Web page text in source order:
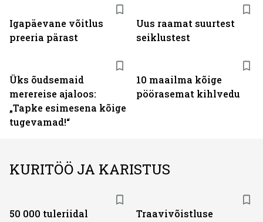
Igapäevane võitlus
preeria pärast
Uus raamat suurtest
seiklustest
Üks õudsemaid
merereise ajaloos:
„Tapke esimesena kõige
tugevamad!“
10 maailma kõige
pöörasemat kihlvedu
KURITÖÖ JA KARISTUS
50 000 tuleriidal
Traavivõistluse